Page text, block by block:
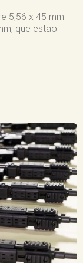
5,56 x 45 mm
que estão